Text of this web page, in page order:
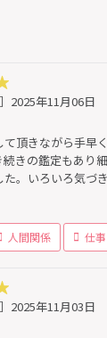
］2025年11月06日
頂きながら手早
きの鑑定もあり
。いろいろ気づ
人間関係 仕事
］2025年11月03日